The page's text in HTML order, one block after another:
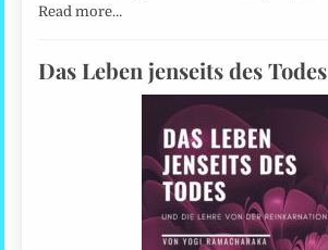
Read more…
Das Leben jenseits des Todes